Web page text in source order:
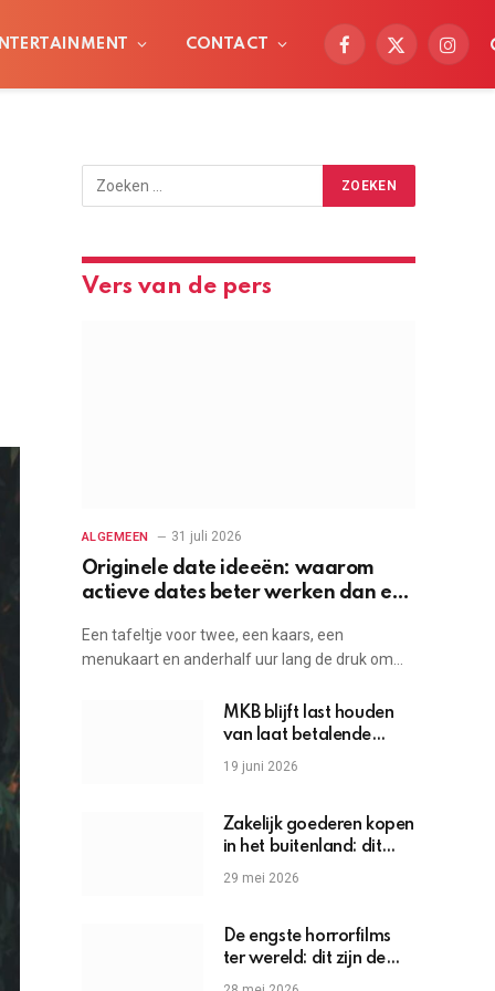
CONTACT
Facebook
X
Vers van de pers
ALGEMEEN 31 juli 2026
Originele date ideeën: waarom
actieve dates beter werken dan een
Een tafeltje voor twee, een kaars, een
menukaart en anderhalf uur lang de druk om…
MKB blijft last houden
van laat betalende
grote bedrijven
19 juni 2026
Zakelijk goederen kopen
in het buitenland: dit
moet je weten
29 mei 2026
De engste horrorfilms
ter wereld: dit zijn de
griezels die je hartslag